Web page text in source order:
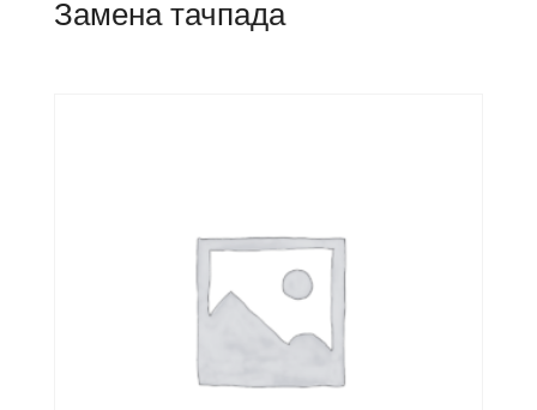
Замена тачпада